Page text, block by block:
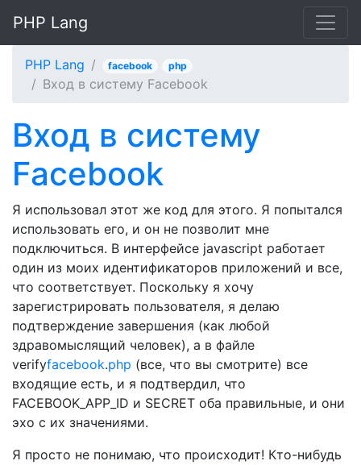
PHP Lang
PHP Lang facebook php
Вход в систему Facebook
Вход в систему
Facebook
Я использовал этот же код для этого. Я попытался
использовать его, и он не позволит мне
подключиться. В интерфейсе javascript работает
один из моих идентификаторов приложений и все,
что соответствует. Поскольку я хочу
зарегистрировать пользователя, я делаю
подтверждение завершения (как любой
здравомыслящий человек), а в файле
verifyfacebook.php (все, что вы смотрите) все
входящие есть, и я подтвердил, что
FACEBOOK_APP_ID и SECRET оба правильные, и они
эхо с их значениями.
Я просто не понимаю, что происходит! Кто-нибудь